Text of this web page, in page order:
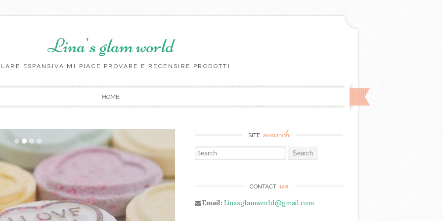
Lina's glam world
ESPANSIVA MI PIACE PROVARE E RECENSIRE PRODOTTI
HOME
SITE search
Search for:
CONTACT us
Email: Linasglamworld@gmail.com